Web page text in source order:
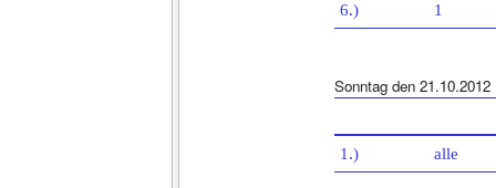
6.) 1
Sonntag den 21.10.2012
1.) alle